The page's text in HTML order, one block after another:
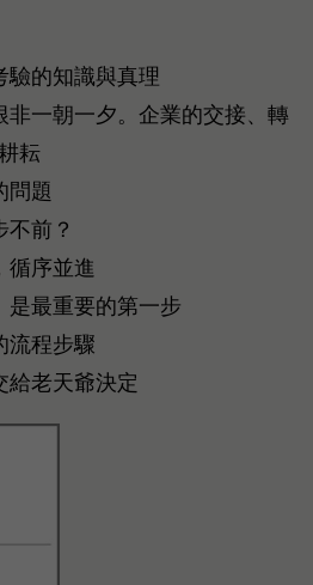
的知識與真理
一朝一夕。企業的交接、轉
耘
問題
前？
序並進
最重要的第一步
程步驟
老天爺決定